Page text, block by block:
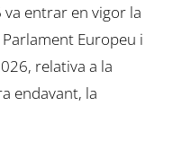
va entrar en vigor la
Europeu i
relativa a la
endavant, la